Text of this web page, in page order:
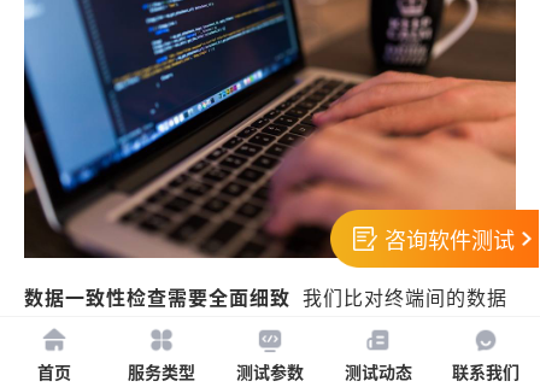
数据一致性检查需要全面细致 我们比对终端间的数据
内容，验证字段级的一致性，检查文件完整性，确认关
联数据的同步效果。特别关注特殊字符、大数据量、边
界值等特殊情况下的同步的准确性。
咨询软件测试
首页 服务类型 测试参数 测试动态 联系我们